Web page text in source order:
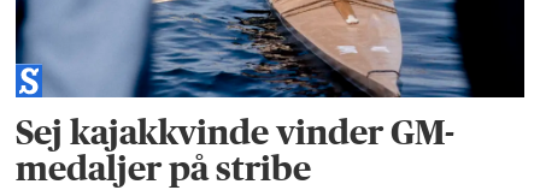
Sej kajakkvinde vinder GM-
medaljer på stribe